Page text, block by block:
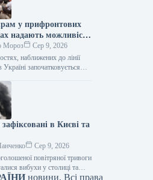
у прифронтових
надають можливість
діставатися до
закладів завдяки
«Безпечний
Мороз
Сер 9, 2026
наближених до лінії
започатковується
будуть розміщені пересувні
в Києві та
Сер 9, 2026
повітряної тривоги
вибухи у столиці та
Цю інформацію
новини. Всі права